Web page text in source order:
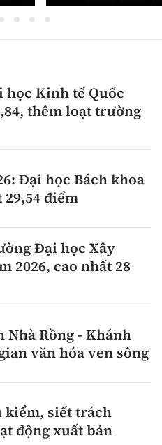
Kinh tế Quốc
thêm loạt trường
Đại học Bách khoa
điểm
Đại học Xây
2026, cao nhất 28
Nhà Rồng - Khánh
văn hóa ven sông
kiểm, siết trách
động xuất bản